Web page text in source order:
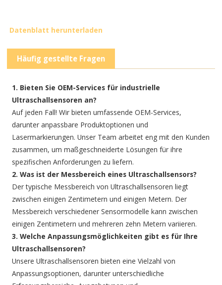
Datenblatt herunterladen
Häufig gestellte Fragen
1. Bieten Sie OEM-Services für industrielle
Ultraschallsensoren an?
Auf jeden Fall! Wir bieten umfassende OEM-Services,
darunter anpassbare Produktoptionen und
Lasermarkierungen. Unser Team arbeitet eng mit den Kunden
zusammen, um maßgeschneiderte Lösungen für ihre
spezifischen Anforderungen zu liefern.
2. Was ist der Messbereich eines Ultraschallsensors?
Der typische Messbereich von Ultraschallsensoren liegt
zwischen einigen Zentimetern und einigen Metern. Der
Messbereich verschiedener Sensormodelle kann zwischen
einigen Zentimetern und mehreren zehn Metern variieren.
3. Welche Anpassungsmöglichkeiten gibt es für Ihre
Ultraschallsensoren?
Unsere Ultraschallsensoren bieten eine Vielzahl von
Anpassungsoptionen, darunter unterschiedliche